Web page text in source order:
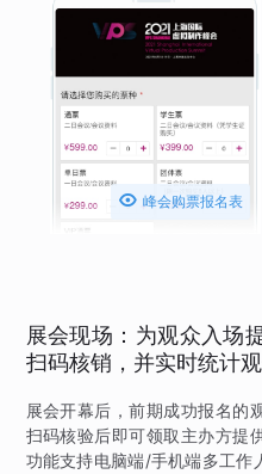
 峰会购票报名表
展会现场：为观众入场
扫码核销，并实时统计
展会开幕后，前期成功报名的
扫码核验后即可领取主办方提
功能支持电脑端/手机端多工作